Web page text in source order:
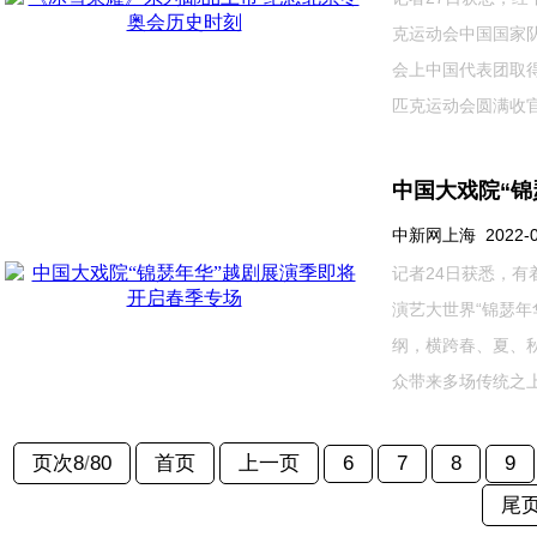
克运动会中国国家
会上中国代表团
匹克运动会圆满收
中国大戏院“
中新网上海 2022-
记者24日获悉，
演艺大世界“锦瑟
纲，横跨春、夏、
众带来多场传统之
页次8/80 首页 上一页 6 7 8
9
尾